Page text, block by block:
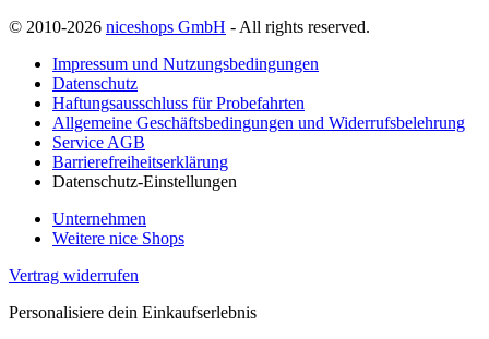
© 2010-2026 niceshops GmbH - All rights reserved.
Impressum und Nutzungsbedingungen
Datenschutz
Haftungsausschluss für Probefahrten
Allgemeine Geschäftsbedingungen und Widerrufsbelehrung
Service AGB
Barrierefreiheitserklärung
Datenschutz-Einstellungen
Unternehmen
Weitere nice Shops
Vertrag widerrufen
Personalisiere dein Einkaufserlebnis